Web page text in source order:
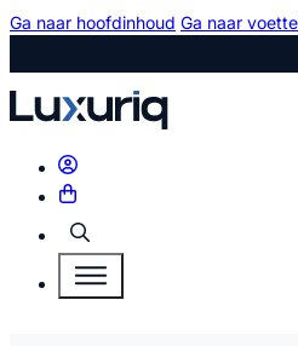
Ga naar hoofdinhoud Ga naar
Zoeken